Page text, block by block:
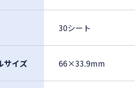
30シート
サイズ 66×33.9mm